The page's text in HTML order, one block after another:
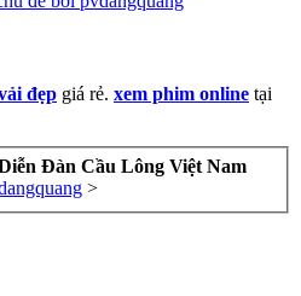
đẹp giá rẻ. xem phim online tại
Đàn Cầu Lông Việt Nam
>